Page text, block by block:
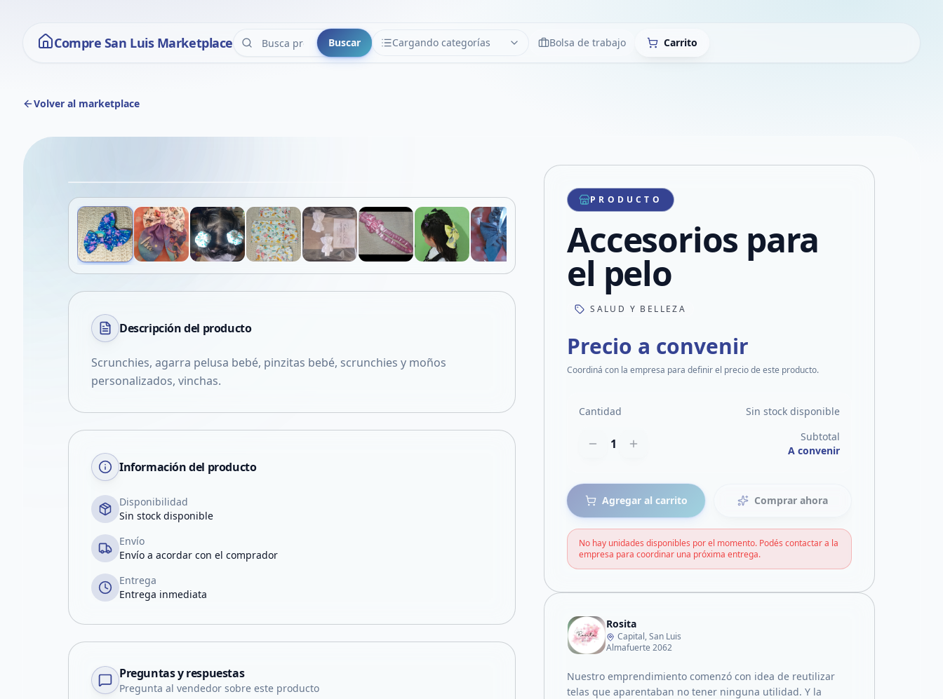
Compre San Luis Marketplace Buscar Cargando categorías
CATEGORÍAS LimpiarBolsa de trabajo Carrito
Volver al marketplace
Compartir producto
Compartir por WhatsApp
Compartir por mail
Compartir en Facebook
Compartir en X
Descripción del producto
Scrunchies, agarra pelusa bebé, pinzitas bebé, scrunchies y moños
personalizados, vinchas.
Información del producto
Disponibilidad
Sin stock disponible
Envío
Envío a acordar con el comprador
Entrega
Entrega inmediata
Preguntas y respuestas
Pregunta al vendedor sobre este producto
PRODUCTO
Accesorios para
el pelo
SALUD Y BELLEZA
Precio a convenir
Coordiná con la empresa para definir el precio de este producto.
Cantidad Sin stock disponible
1
Subtotal
A convenir
Agregar al carrito Comprar ahora
No hay unidades disponibles por el momento. Podés contactar a la
empresa para coordinar una próxima entrega.
Rosita
Capital, San Luis
Almafuerte 2062
Nuestro emprendimiento comenzó con idea de reutilizar
telas que aparentaban no tener ninguna utilidad. Y la